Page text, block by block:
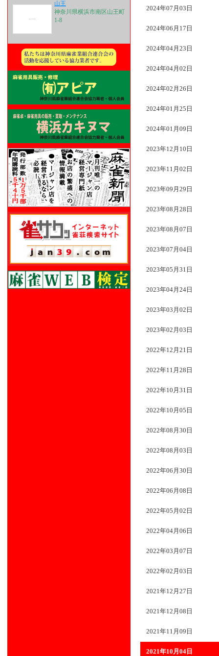
山王
神奈川県横浜市南区山王町
1-8
2024年07月03日
2024年06月17日
2024年04月23日
2024年04月02日
2024年02月26日
2024年01月25日
2024年01月09日
2023年12月10日
2023年11月02日
2023年09月29日
2023年08月28日
2023年08月07日
2023年07月04日
2023年05月31日
2023年04月24日
2023年03月02日
2023年02月03日
2022年12月21日
2022年11月28日
2022年10月31日
2022年10月05日
2022年08月30日
2022年08月03日
2022年06月30日
2022年06月08日
2022年05月02日
2022年04月06日
2022年03月07日
2022年02月03日
2021年12月27日
2021年12月08日
2021年11月09日
2021年10月04日